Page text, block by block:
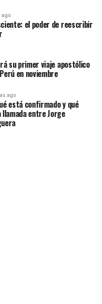
ago
el poder de reescribir
su primer viaje apostólico
en noviembre
ago
está confirmado y qué
entre Jorge